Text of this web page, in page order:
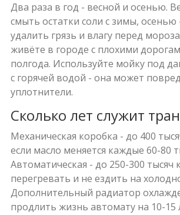
Два раза в год - весной и осенью.
смыть остатки соли с зимы, осенью
удалить грязь и влагу перед
живёте в городе с плохими
полгода. Используйте мойку под
с горячей водой - она может
уплотнители.
Сколько лет служит
Механическая коробка - до 400
если масло меняется каждые 60-80
Автоматическая - до 250-300 тысяч
перегревать и не ездить на
Дополнительный радиатор
продлить жизнь автомату на 10-15